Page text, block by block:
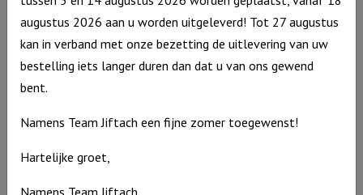
Productcategorieën
Outlet
Cadeauartikelen
Speelgoed
Uitverkocht
augustus 2026 aan u worden uitgeleverd! Tot 27 augustus
kan in verband met onze bezetting de uitlevering van uw
bestelling iets langer duren dan dat u van ons gewend
bent.
Namens Team Jiftach een fijne zomer toegewenst!
Hartelijke groet,
Namens Team Jiftach